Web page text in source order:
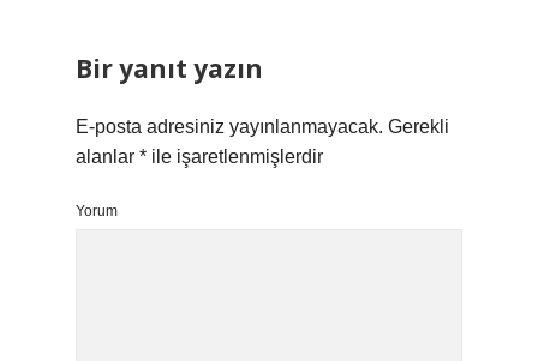
Bir yanıt yazın
E-posta adresiniz yayınlanmayacak. Gerekli
alanlar * ile işaretlenmişlerdir
Yorum